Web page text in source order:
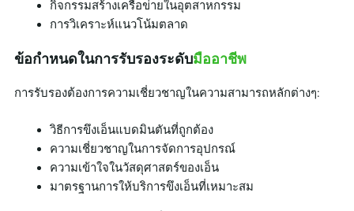
กิจกรรมสร้างเครือข่ายในอุตสาหกรรม
การวิเคราะห์แนวโน้มตลาด
ข้อกำหนดในการรับรองระดับมืออาชีพ
การรับรองต้องการความเชี่ยวชาญในความสามารถหลักต่างๆ:
วิธีการขึงเอ็นแบดมินตันที่ถูกต้อง
ความเชี่ยวชาญในการจัดการอุปกรณ์
ความเข้าใจในวัสดุศาสตร์ของเอ็น
มาตรฐานการให้บริการขึงเอ็นที่เหมาะสม